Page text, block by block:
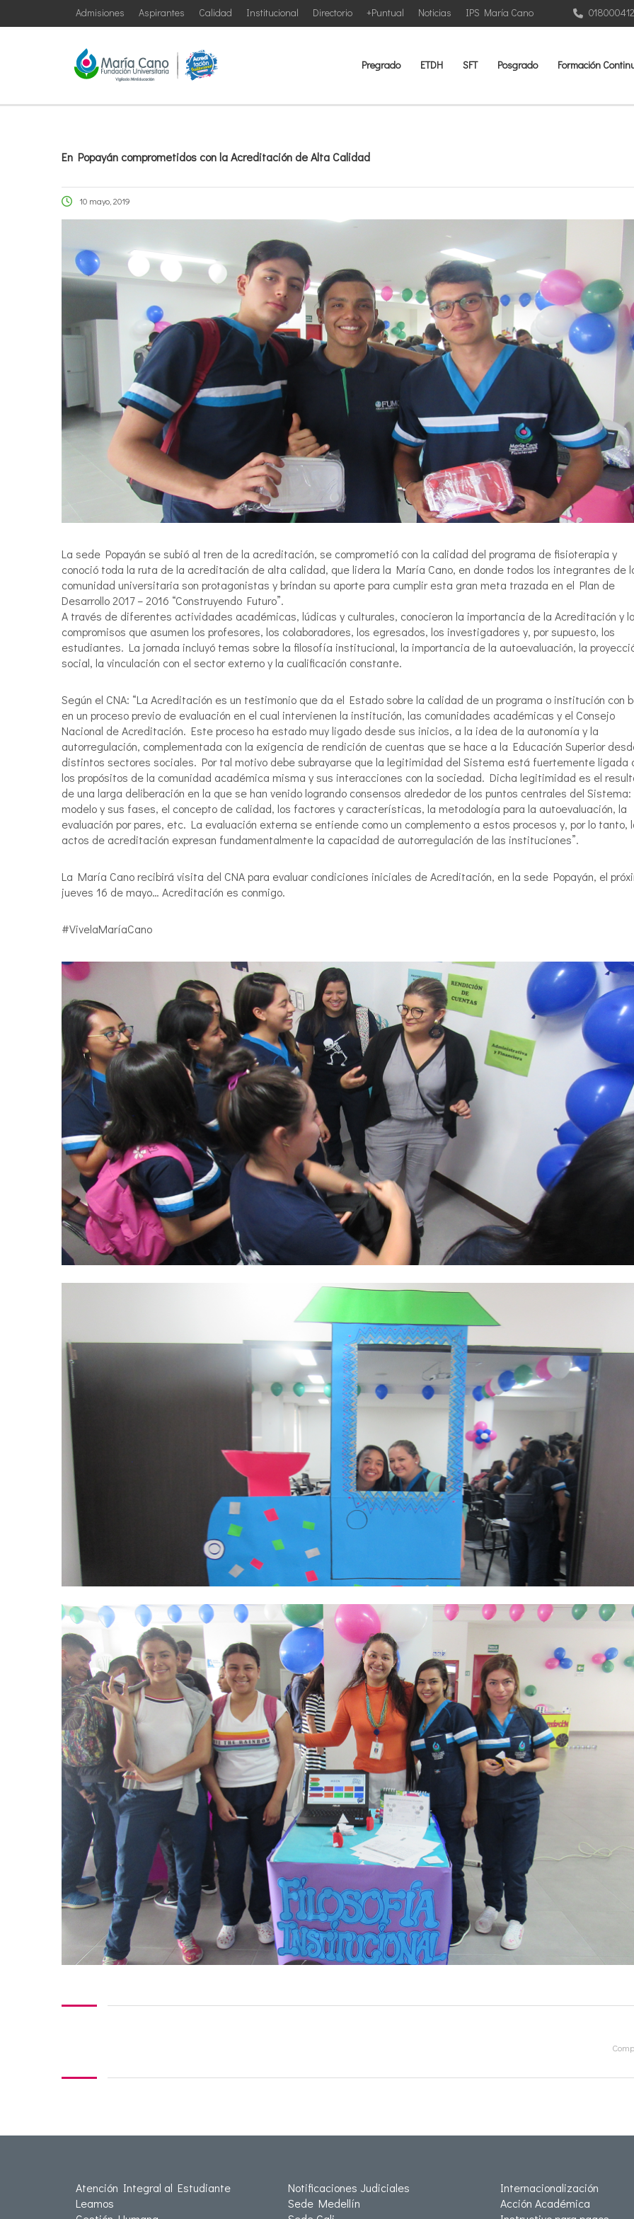
IPS María Cano
Noticias
+Puntual
Directorio
Institucional
Calidad
Aspirantes
Admisiones
Pregrado ETDH SFT Posgrado Formación
En Popayán comprometidos con la Acreditación de Alta Calidad
10 mayo, 2019
La sede Popayán se subió al tren de la acreditación, se comprometió con la calidad del programa de fisioterapia y
conoció toda la ruta de la acreditación de alta calidad, que lidera la María Cano, en donde todos los integrantes de
comunidad universitaria son protagonistas y brindan su aporte para cumplir esta gran meta trazada en el Plan de
Desarrollo 2017 – 2016 “Construyendo Futuro”.
A través de diferentes actividades académicas, lúdicas y culturales, conocieron la importancia de la Acreditación y
compromisos que asumen los profesores, los colaboradores, los egresados, los investigadores y, por supuesto, los
estudiantes. La jornada incluyó temas sobre la filosofía institucional, la importancia de la autoevaluación, la
social, la vinculación con el sector externo y la cualificación constante.
Según el CNA: “La Acreditación es un testimonio que da el Estado sobre la calidad de un programa o institución con
en un proceso previo de evaluación en el cual intervienen la institución, las comunidades académicas y el Consejo
Nacional de Acreditación. Este proceso ha estado muy ligado desde sus inicios, a la idea de la autonomía y la
autorregulación, complementada con la exigencia de rendición de cuentas que se hace a la Educación Superior
distintos sectores sociales. Por tal motivo debe subrayarse que la legitimidad del Sistema está fuertemente ligada
los propósitos de la comunidad académica misma y sus interacciones con la sociedad. Dicha legitimidad es el
de una larga deliberación en la que se han venido logrando consensos alrededor de los puntos centrales del Sistema:
modelo y sus fases, el concepto de calidad, los factores y características, la metodología para la autoevaluación, la
evaluación por pares, etc. La evaluación externa se entiende como un complemento a estos procesos y, por lo tanto,
actos de acreditación expresan fundamentalmente la capacidad de autorregulación de las instituciones”.
La María Cano recibirá visita del CNA para evaluar condiciones iniciales de Acreditación, en la sede Popayán, el
jueves 16 de mayo… Acreditación es conmigo.
#VivelaMaríaCano
Atención Integral al Estudiante
Leamos
Notificaciones Judiciales
Sede Medellín
Internacionalización
Acción Académica